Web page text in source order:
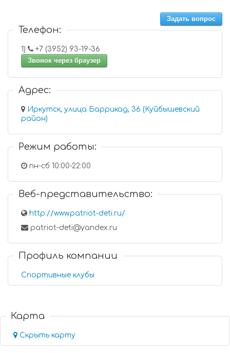
Задать вопрос
Телефон:
1)
+7 (3952) 93-19-36
Звонок через браузер
Адрес:
Иркутск, улица Баррикад, 36 (Куйбышевский
район)
Режим работы:
пн-сб 10:00-22:00
Веб-представительство:
http://www.patriot-deti.ru/
patriot-deti@yandex.ru
Профиль компании
Спортивные клубы
Карта
Скрыть карту